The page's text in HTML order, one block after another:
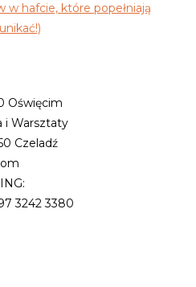
w hafcie, które popełniają
Oświęcim
i Warsztaty
Czeladź
3242 3380